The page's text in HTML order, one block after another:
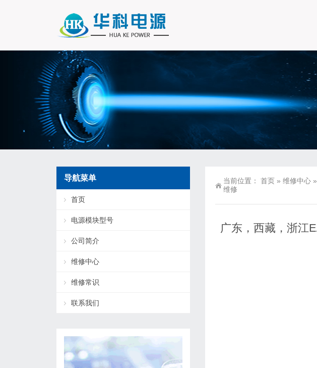
当前位置： 首页 » 维修中心 »
维修
广东，西藏，浙江
导航菜单
首页
电源模块型号
公司简介
维修中心
维修常识
联系我们